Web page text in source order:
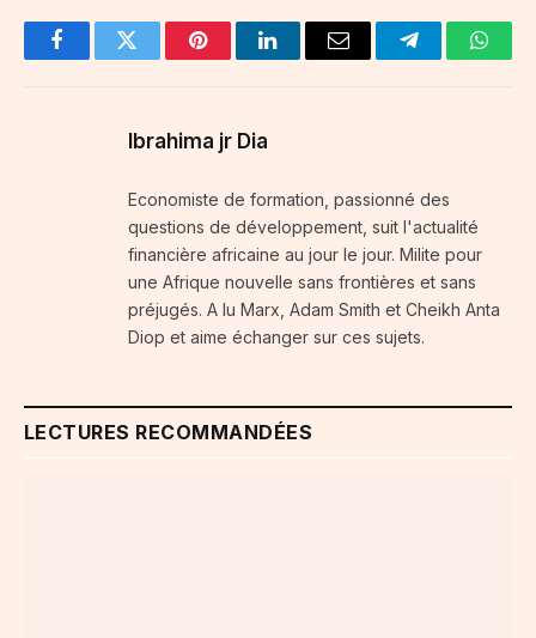
FacebookTwitter PinterestLinkedInEmail Telegram
Ibrahima jr Dia
Economiste de formation, passionné des
questions de développement, suit l'actualité
financière africaine au jour le jour. Milite pour
une Afrique nouvelle sans frontières et sans
préjugés. A lu Marx, Adam Smith et Cheikh Anta
Diop et aime échanger sur ces sujets.
LECTURES RECOMMANDÉES